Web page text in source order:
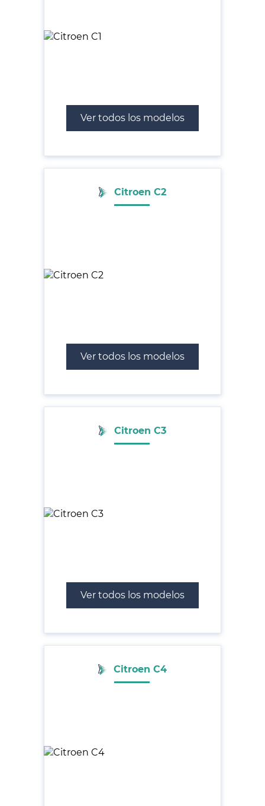
Ver todos los modelos
Citroen C2
Ver todos los modelos
Citroen C3
Ver todos los modelos
Citroen C4